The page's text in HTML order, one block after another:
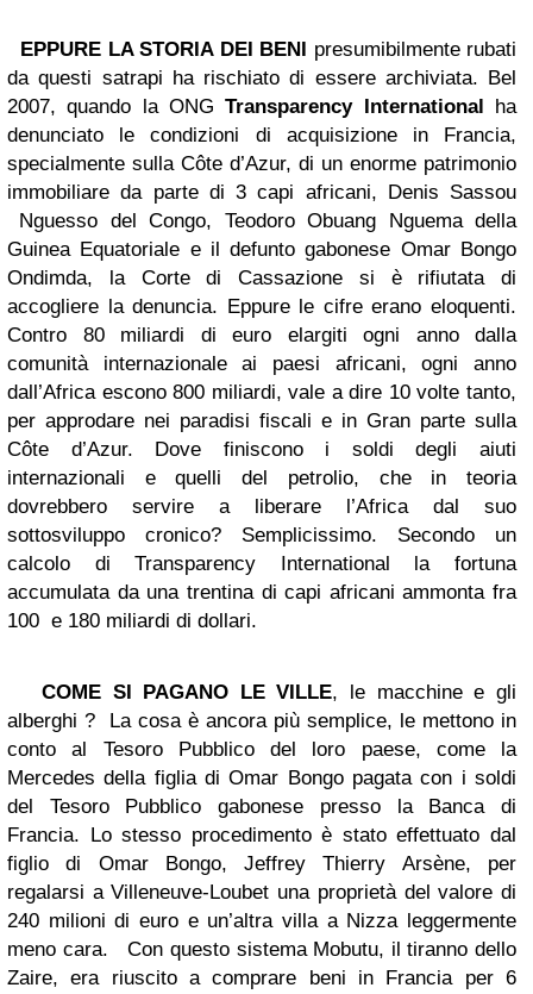
EPPURE LA STORIA DEI BENI presumibilmente rubati
da questi satrapi ha rischiato di essere archiviata. Bel
2007, quando la ONGTransparency International ha
denunciato le condizioni di acquisizione in Francia,
specialmente sulla Côte d’Azur, di un enorme patrimonio
immobiliare da parte di 3 capi africani, Denis Sassou
Nguesso del Congo, Teodoro Obuang Nguema della
Guinea Equatoriale e il defunto gabonese Omar Bongo
Ondimda, la Corte di Cassazione si è rifiutata di
accogliere la denuncia. Eppure le cifre erano eloquenti.
Contro 80 miliardi di euro elargiti ogni anno dalla
comunità internazionale ai paesi africani, ogni anno
dall’Africa escono 800 miliardi, vale a dire 10 volte tanto,
per approdare nei paradisi fiscali e in Gran parte sulla
Côte d’Azur. Dove finiscono i soldi degli aiuti
internazionali e quelli del petrolio, che in teoria
dovrebbero servire a liberare l’Africa dal suo
sottosviluppo cronico? Semplicissimo. Secondo un
calcolo di Transparency International la fortuna
accumulata da una trentina di capi africani ammonta fra
100 e 180 miliardi di dollari.
COME SI PAGANO LE VILLE, le macchine e gli
alberghi ? La cosa è ancora più semplice, le mettono in
conto al Tesoro Pubblico del loro paese, come la
Mercedes della figlia di Omar Bongo pagata con i soldi
del Tesoro Pubblico gabonese presso la Banca di
Francia. Lo stesso procedimento è stato effettuato dal
figlio di Omar Bongo, Jeffrey Thierry Arsène, per
regalarsi a Villeneuve-Loubet una proprietà del valore di
240 milioni di euro e un’altra villa a Nizza leggermente
meno cara. Con questo sistema Mobutu, il tiranno dello
Zaire, era riuscito a comprare beni in Francia per 6